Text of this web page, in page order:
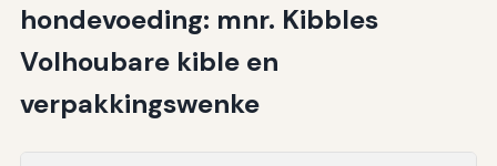
hondevoeding: mnr. Kibbles
Volhoubare kible en
verpakkingswenke